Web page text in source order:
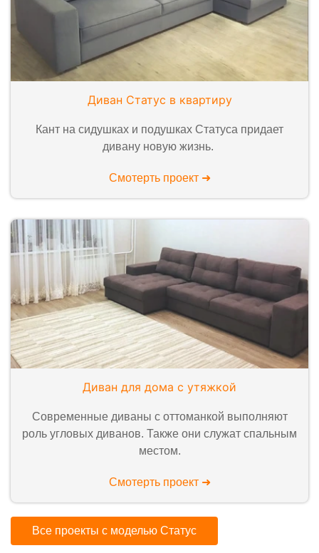
Диван Статус в квартиру
Кант на сидушках и подушках Статуса придает
дивану новую жизнь.
Смотерть проект ➜
Диван для дома с утяжкой
Современные диваны с оттоманкой выполняют
роль угловых диванов. Также они служат спальным
местом.
Смотерть проект ➜
Все проекты с моделью Статус